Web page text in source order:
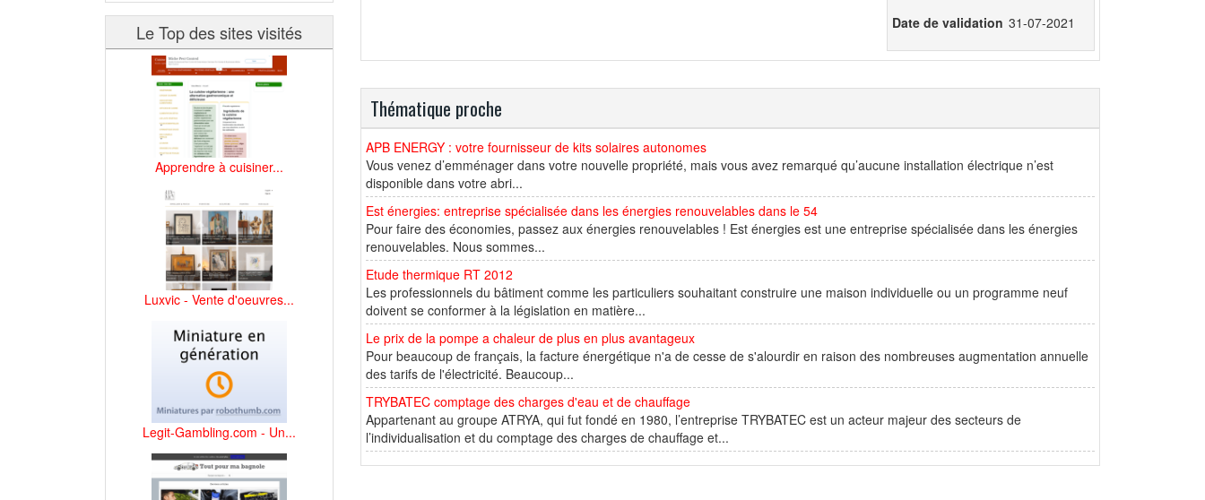
Le Top des sites visités
Apprendre à cuisiner...
Luxvic - Vente d'oeuvres...
Legit-Gambling.com - Un...
Date de validation 31-07-2021
Thématique proche
APB ENERGY : votre fournisseur de kits solaires autonomes
Vous venez d’emménager dans votre nouvelle propriété, mais vous avez remarqué qu’aucune installation électrique n’est
disponible dans votre abri...
Est énergies: entreprise spécialisée dans les énergies renouvelables dans le 54
Pour faire des économies, passez aux énergies renouvelables ! Est énergies est une entreprise spécialisée dans les énergies
renouvelables. Nous sommes...
Etude thermique RT 2012
Les professionnels du bâtiment comme les particuliers souhaitant construire une maison individuelle ou un programme neuf
doivent se conformer à la législation en matière...
Le prix de la pompe a chaleur de plus en plus avantageux
Pour beaucoup de français, la facture énergétique n'a de cesse de s'alourdir en raison des nombreuses augmentation annuelle
des tarifs de l'électricité. Beaucoup...
TRYBATEC comptage des charges d'eau et de chauffage
Appartenant au groupe ATRYA, qui fut fondé en 1980, l’entreprise TRYBATEC est un acteur majeur des secteurs de
l’individualisation et du comptage des charges de chauffage et...